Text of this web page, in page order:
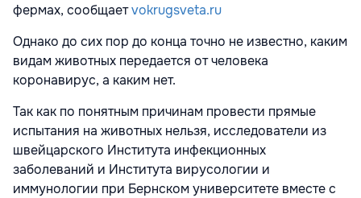
фермах, сообщаетvokrugsveta.ru
Однако до сих пор до конца точно не известно, каким
видам животных передается от человека
коронавирус, а каким нет.
Так как по понятным причинам провести прямые
испытания на животных нельзя, исследователи из
швейцарского Института инфекционных
заболеваний и Института вирусологии и
иммунологии при Бернском университете вместе с